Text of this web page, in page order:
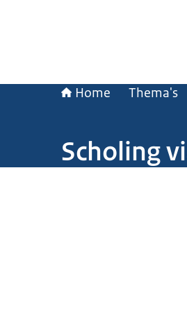
Home Thema's
Scholing